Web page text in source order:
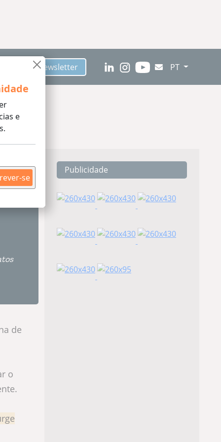
e
se
Assinar Newsletter PT
de
o
Publicidade